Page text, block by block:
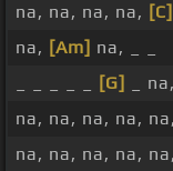
na, na, na, na, [C]
na, [Am] na, _ _
[G] _
na, na, na, na,
na, na, na, na,